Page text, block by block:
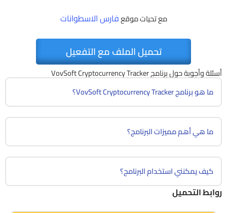
مع تحيات موقعفارس الاسطوانات
تحميل الملف مع التفعيل
أسئلة وأجوبة حول برنامج VovSoft Cryptocurrency Tracker
ما هو برنامج VovSoft Cryptocurrency Tracker؟
ما هي أهم مميزات البرنامج؟
كيف يمكنني استخدام البرنامج؟
روابط التحميل